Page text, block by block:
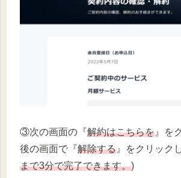
③次の画面の『解約はこちらを 』を
後の画面で『解除する 』をクリック
まで3分で完了できます。)